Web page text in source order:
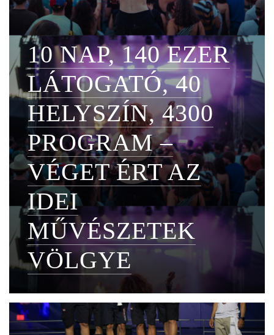
10 NAP, 140 EZER
LÁTOGATÓ, 40
HELYSZÍN, 4300
PROGRAM –
VÉGET ÉRT AZ
IDEI
MŰVÉSZETEK
VÖLGYE